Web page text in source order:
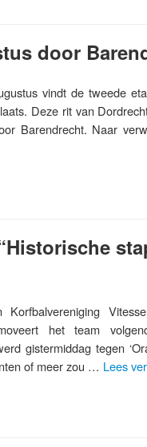
door
vindt de tweede
Deze rit van
Barendrecht. Naar
het team
gistermiddag tegen
of meer zou … Lees